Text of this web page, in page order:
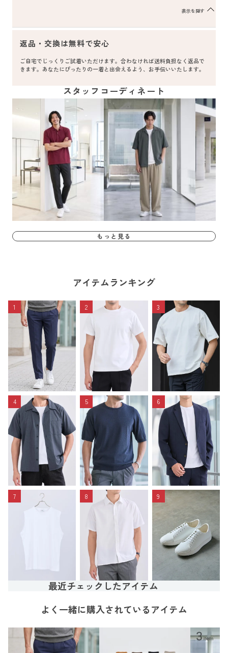
表示を隠す
返品・交換は無料で安心
ご自宅でじっくりご試着いただけます。合わなければ送料負担なく返品で
きます。あなたにぴったりの一着と出会えるよう、お手伝いいたします。
スタッフコーディネート
もっと見る
アイテムランキング
1 2 3
4 5 6
7 8 9
最近チェックしたアイテム
よく一緒に購入されているアイテム